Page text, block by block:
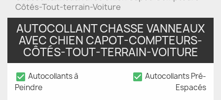
Côtés-Tout-terrain-Voiture
AUTOCOLLANT CHASSE VANNEAUX
AVEC CHIEN CAPOT-COMPTEURS-
CÔTÉS-TOUT-TERRAIN-VOITURE
check_box Autocollants à
Peindre
check_box Autocollants Pré-
Espacés